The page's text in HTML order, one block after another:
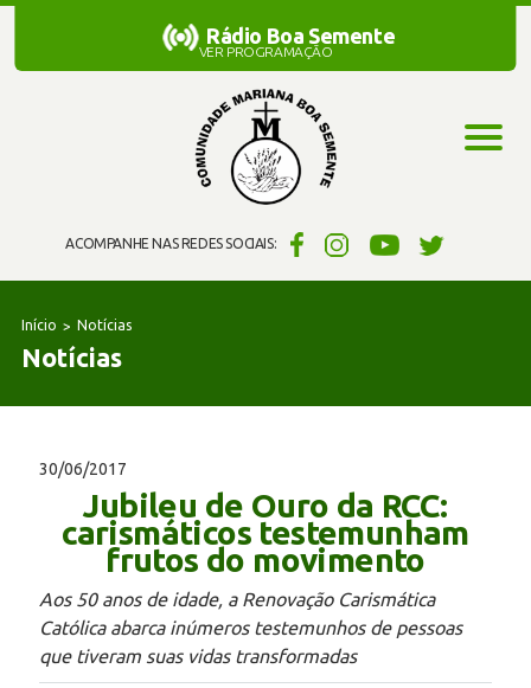
ACOMPANHE NAS REDES SOCIAIS:
Rádio Boa Semente
Rádio Boa Semente
VER PROGRAMAÇÃO
Início Notícias
Notícias
30/06/2017
Jubileu de Ouro da RCC:
carismáticos testemunham
frutos do movimento
Aos 50 anos de idade, a Renovação Carismática
Católica abarca inúmeros testemunhos de pessoas
que tiveram suas vidas transformadas